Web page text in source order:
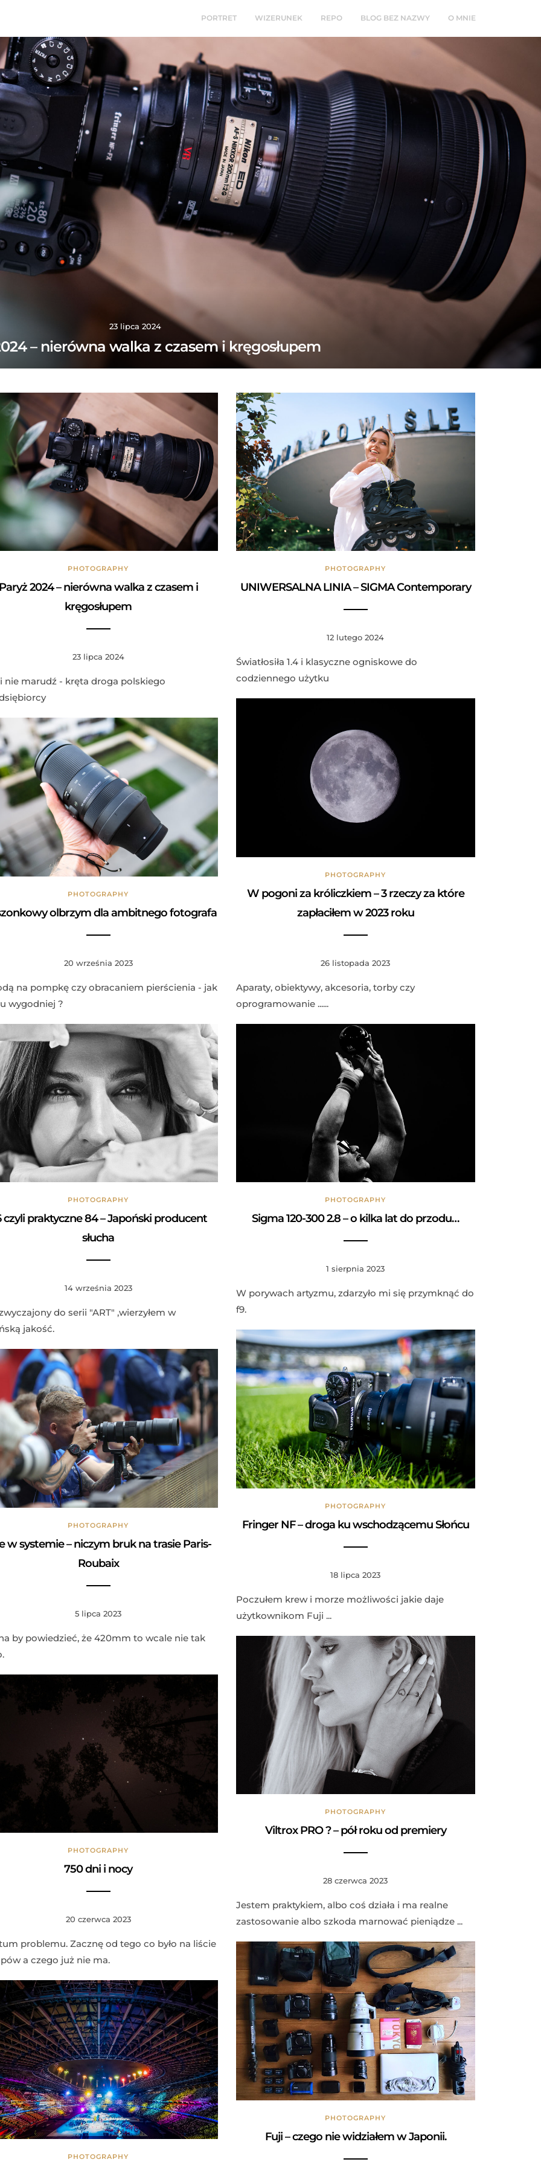
PORTRET WIZERUNEK REPO BLOG BEZ NAZWY O MNIE
23 lipca 2024
– nierówna walka z czasem i kręgosłupem
PHOTOGRAPHY
2024 – nierówna walka z czasem i
kręgosłupem
23 lipca 2024
nie marudź - kręta droga polskiego
PHOTOGRAPHY
UNIWERSALNA LINIA – SIGMA Contemporary
12 lutego 2024
Światłosiła 1.4 i klasyczne ogniskowe do
codziennego użytku
PHOTOGRAPHY
W pogoni za króliczkiem – 3 rzeczy za które
zapłaciłem w 2023 roku
26 listopada 2023
Aparaty, obiektywy, akcesoria, torby czy
oprogramowanie ......
PHOTOGRAPHY
olbrzym dla ambitnego fotografa
20 września 2023
na pompkę czy obracaniem pierścienia - jak
wygodniej ?
PHOTOGRAPHY
czyli praktyczne 84 – Japoński producent
słucha
14 września 2023
do serii "ART" ,wierzyłem w
jakość.
PHOTOGRAPHY
Sigma 120-300 2.8 – o kilka lat do przodu…
1 sierpnia 2023
W porywach artyzmu, zdarzyło mi się przymknąć do
f9.
PHOTOGRAPHY
Fringer NF – droga ku wschodzącemu Słońcu
18 lipca 2023
Poczułem krew i morze możliwości jakie daje
użytkownikom Fuji ...
PHOTOGRAPHY
w systemie – niczym bruk na trasie Paris-
Roubaix
5 lipca 2023
by powiedzieć, że 420mm to wcale nie tak
PHOTOGRAPHY
Viltrox PRO ? – pół roku od premiery
28 czerwca 2023
Jestem praktykiem, albo coś działa i ma realne
zastosowanie albo szkoda marnować pieniądze ...
PHOTOGRAPHY
750 dni i nocy
20 czerwca 2023
problemu. Zacznę od tego co było na liście
a czego już nie ma.
PHOTOGRAPHY
Fuji – czego nie widziałem w Japonii.
PHOTOGRAPHY